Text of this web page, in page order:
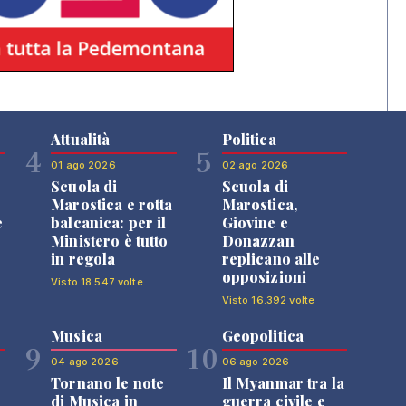
4
Attualità
01 ago 2026
Scuola di
Marostica e rotta
balcanica: per il
Ministero è tutto
in regola
Visto 18.547 volte
5
Politica
02 ago 2026
Scuola di
Marostica,
Giovine e
Donazzan
replicano alle
opposizioni
Visto 16.392 volte
9
Musica
04 ago 2026
Tornano le note
di Musica in
10
Geopolitica
06 ago 2026
Il Myanmar tra la
guerra civile e